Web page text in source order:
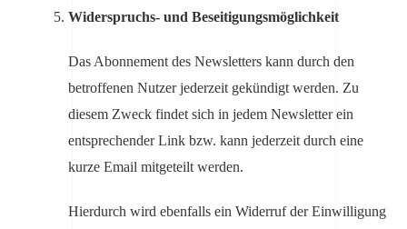
Widerspruchs- und Beseitigungsmöglichkeit
Das Abonnement des Newsletters kann durch den
betroffenen Nutzer jederzeit gekündigt werden. Zu
diesem Zweck findet sich in jedem Newsletter ein
entsprechender Link bzw. kann jederzeit durch eine
kurze Email mitgeteilt werden.
Hierdurch wird ebenfalls ein Widerruf der Einwilligung